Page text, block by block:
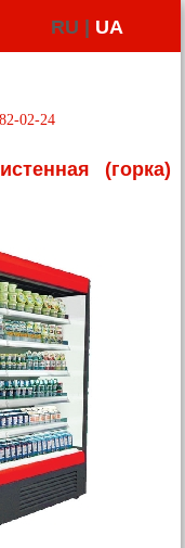
RU | UA
02-24
(горка)